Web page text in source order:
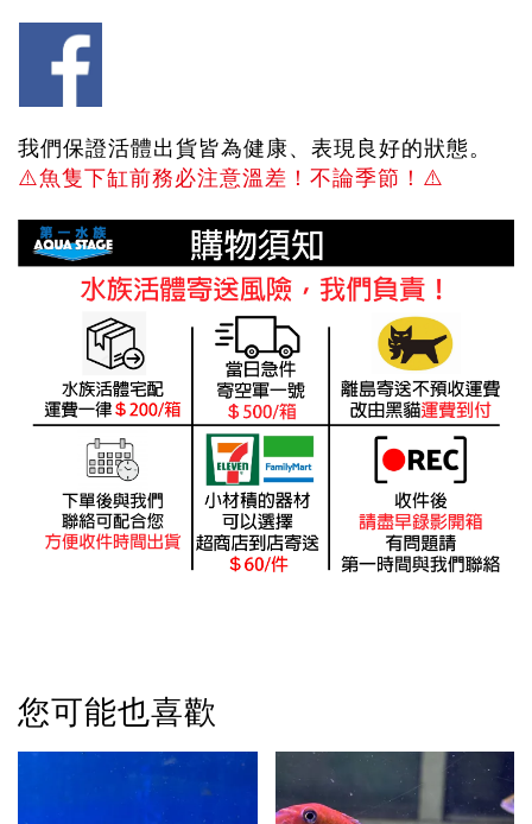
我們保證活體出貨皆為健康、表現良好的狀態。
⚠️魚隻下缸前務必注意溫差！不論季節！ ⚠️
您可能也喜歡